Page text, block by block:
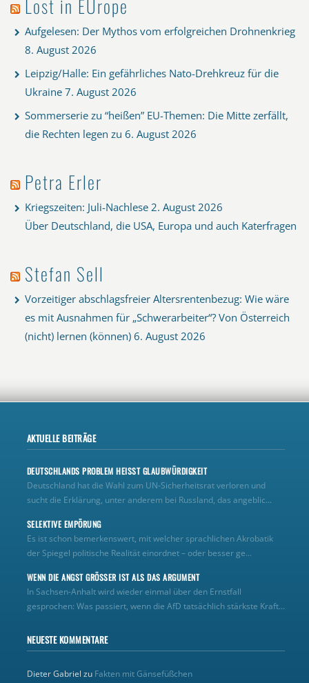
Lost in EUrope
Aufgelesen: Der Mythos vom erfolgreichen Drohnenkrieg
8. August 2026
Leipzig/Halle: Ein gefährliches Nato-Drehkreuz für die
Ukraine 7. August 2026
Sommerserie zu “heißen” EU-Themen: Die Mitte zerfällt,
die Rechten legen zu 6. August 2026
Petra Erler
Kriegszeiten: Juli-Nachlese 2. August 2026
Über Deutschland, die USA, Europa und auch Katerfragen
Stefan Sell
Vorzeitiger abschlagsfreier Altersrentenbezug: Wie wäre
es mit Ausnahmen für „Schwerarbeiter“? Von Österreich
(nicht) lernen (können) 6. August 2026
AKTUELLE BEITRÄGE
DEUTSCHLANDS PROBLEM HEISST GLAUBWÜRDIGKEIT
Deutschland hat die Wahl zum UN‑Sicherheitsrat verloren und
sucht die Erklärung, unter anderem bei Russland, das angeblic...
SELEKTIVE EMPÖRUNG
Es ist schon bemerkenswert, mit welcher sprachlichen Akrobatik
der Spiegel politische Realität einordnet – oder besser ge...
WENN DIE ANGST GRÖSSER IST ALS DAS ARGUMENT
In Sachsen-Anhalt wird wieder einmal über den Ernstfall
gesprochen: Was passiert, wenn die AfD tatsächlich stärkste Kraft...
NEUESTE KOMMENTARE
Dieter Gabriel zu Fakten mit Gänsefüßchen